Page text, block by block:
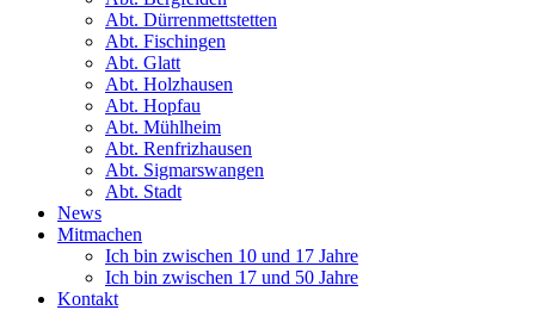
Abt. Dürrenmettstetten
Abt. Fischingen
Abt. Glatt
Abt. Holzhausen
Abt. Hopfau
Abt. Mühlheim
Abt. Renfrizhausen
Abt. Sigmarswangen
Abt. Stadt
News
Mitmachen
Ich bin zwischen 10 und 17 Jahre
Ich bin zwischen 17 und 50 Jahre
Kontakt